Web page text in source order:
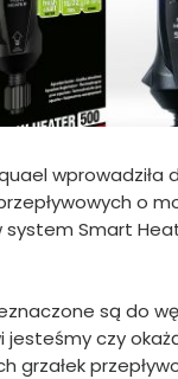
wprowadziła
o
system Smart
są do
jesteśmy czy
grzałek